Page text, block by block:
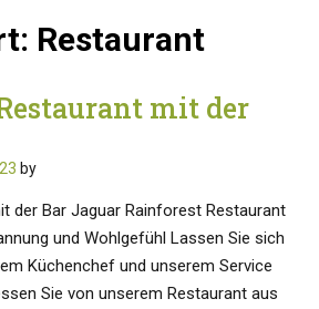
Restaurant
mit der
by
der Bar Jaguar Rainforest Restaurant
und Wohlgefühl Lassen Sie sich
Küchenchef und unserem Service
Sie von unserem Restaurant aus